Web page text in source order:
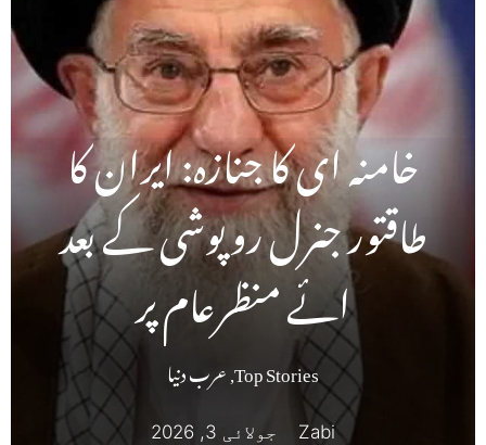
خامنہ ای کا جنازہ: ایران کا
طاقتور جنرل روپوشی کے بعد
ائے منظرعام پر
Top Stories
,عرب دنیا
Zabi جولائی 3, 2026